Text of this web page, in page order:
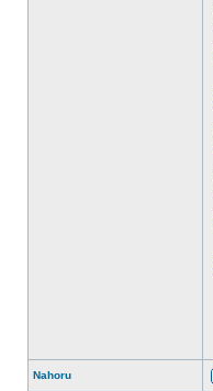
Nahoru